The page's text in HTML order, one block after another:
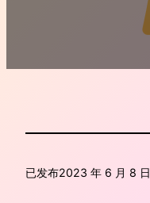
已发布2023 年 6 月 8 日